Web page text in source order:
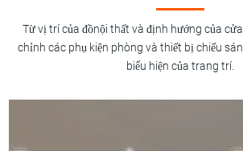
Từ vị trí của đồnội thất và định hướng của
chỉnh các phụ kiện phòng và thiết bị chiếu
biểu hiện của trang trí.